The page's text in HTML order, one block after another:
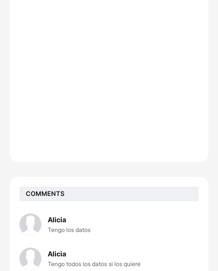
COMMENTS
Alicia
Tengo los datos
Alicia
Tengo todos los datos si los quiere